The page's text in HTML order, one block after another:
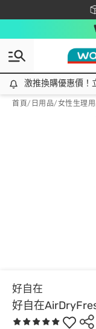
激推換購優惠價！立
激推換購優惠價！
首頁/ 日用品/女性生理用
好自在
好自在